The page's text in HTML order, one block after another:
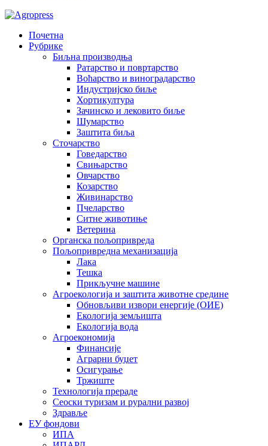
Почетна
Рубрике
Биљна производња
Ратарство и повртарство
Воћарство и виноградарство
Индустријско биље
Хортикултура
Зачинско и лековито биље
Шумарство
Заштита биља
Сточарство
Говедарство
Свињарство
Овчарство
Козарство
Живинарство
Пчеларство
Ситне животиње
Ветерина
Органска пољопривреда
Пољопривредна механизација
Лака
Тешка
Прикључне машине
Агроекологија и заштита животне средине
Обновљиви извори енергије (ОИЕ)
Екологија земљишта
Екологија вода
Агроекономија
Финансије
Аграрни буџет
Осигурање
Тржиште
Технологија прераде
Сеоски туризам и рурални развој
Здравље
ЕУ фондови
ИПА